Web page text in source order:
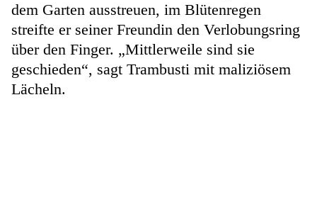
dem Garten ausstreuen, im Blütenregen
streifte er seiner Freundin den Verlobungsring
über den Finger. „Mittlerweile sind sie
geschieden“, sagt Trambusti mit maliziösem
Lächeln.